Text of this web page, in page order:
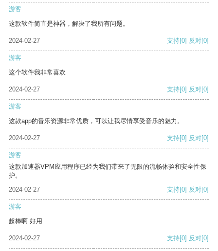
游客
这款软件简直是神器，解决了我所有问题。
2024-02-27 支持[0] 反对[0]
游客
这个软件我非常喜欢
2024-02-27 支持[0] 反对[0]
游客
这款app的音乐资源非常优质，可以让我尽情享受音乐的魅力。
2024-02-27 支持[0] 反对[0]
游客
这款加速器VPM应用程序已经为我们带来了无限的流畅体验和安全性保
护。
2024-02-27
支持[0] 反对[0]
游客
超棒啊 好用
2024-02-27 支持[0] 反对[0]